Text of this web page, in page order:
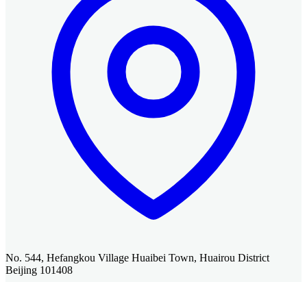
No. 544, Hefangkou Village Huaibei Town, Huairou District
Beijing 101408